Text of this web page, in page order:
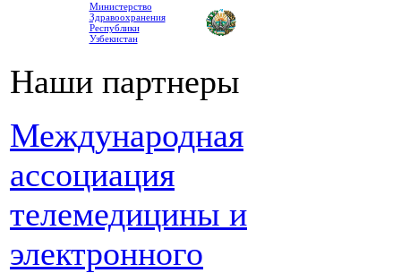
Министерство
Здравоохранения
Республики
Узбекистан
Наши партнеры
Международная
ассоциация
телемедицины и
электронного